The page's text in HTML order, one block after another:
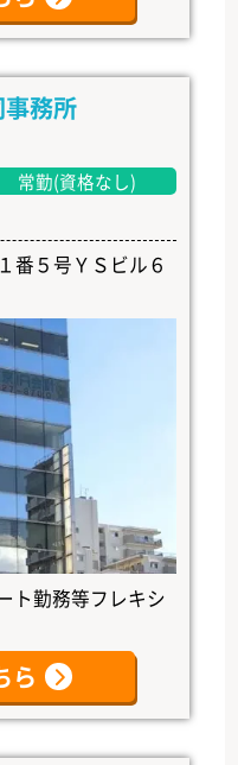
務所
常勤(資格なし)
番５号ＹＳビル６
ト勤務等フレキシ
ら